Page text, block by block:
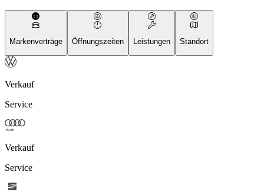
Markenverträge Öffnungszeiten Leistungen Standort
Verkauf
Service
Verkauf
Service